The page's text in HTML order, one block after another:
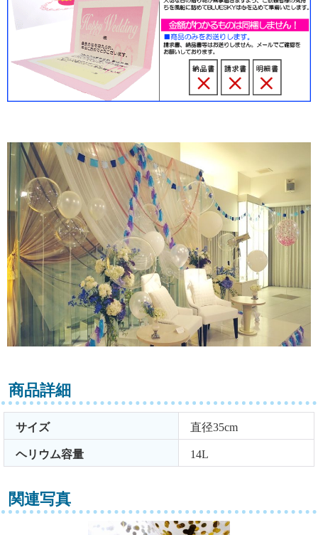
商品詳細
サイズ 直径35cm
ヘリウム容量 14L
関連写真